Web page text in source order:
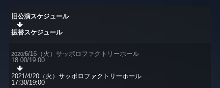
旧公演スケジュール
振替スケジュール
2020/6/16（火）サッポロファクトリーホール
18:00/19:00
2021/4/20（火）サッポロファクトリーホール
17:30/19:00